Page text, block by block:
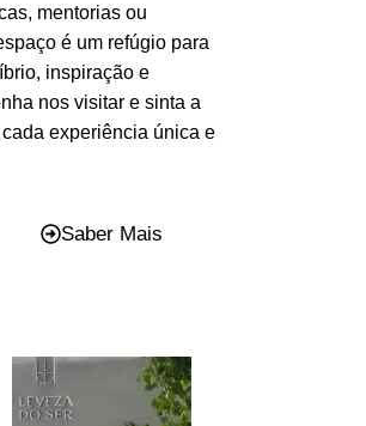
mentorias ou
é um refúgio para
inspiração e
nos visitar e sinta a
experiência única e
Saber Mais